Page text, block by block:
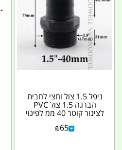
ניפל 1.5 צול וחצי לחבית
הברגה 1.5 צול PVC
לצינור קוטר 40 ממ לפינוי
נוזלים מהיר...
₪65